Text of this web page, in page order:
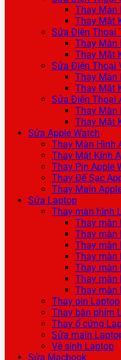
Thay Màn
Thay Mặt
Sửa Điện Thoại
Thay Màn
Thay Mặt
Sửa Điện Thoại
Thay Màn
Thay Mặt
Sửa Điện Thoại
Thay Màn
Thay Mặt
Sửa Apple Watch
Thay Màn Hình
Thay Mặt Kính
Thay Pin Apple
Thay Đế Sạc
Thay Main
Sửa Laptop
Thay màn hình
Thay màn
Thay màn
Thay màn
Thay màn
Thay màn
Thay màn
Thay màn
Thay pin Laptop
Thay bàn phím
Thay ổ cứng
Sửa main
Vệ sinh Laptop
Sửa Macbook